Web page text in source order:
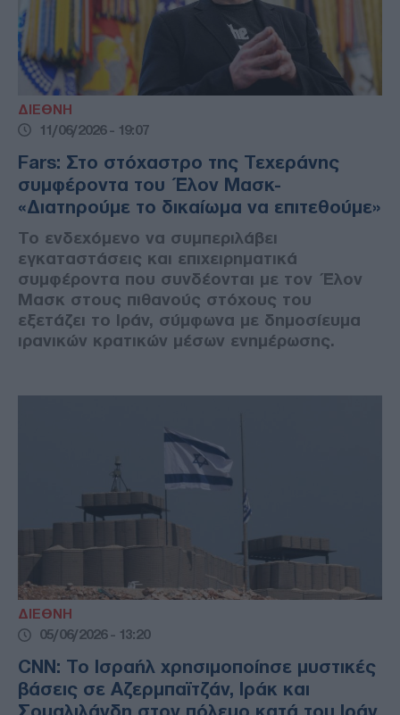
ΔΙΕΘΝΗ
11/06/2026 - 19:07
Fars: Στο στόχαστρο της Τεχεράνης
συμφέροντα του Έλον Μασκ-
«Διατηρούμε το δικαίωμα να επιτεθούμε»
Το ενδεχόμενο να συμπεριλάβει
εγκαταστάσεις και επιχειρηματικά
συμφέροντα που συνδέονται με τον Έλον
Μασκ στους πιθανούς στόχους του
εξετάζει το Ιράν, σύμφωνα με δημοσίευμα
ιρανικών κρατικών μέσων ενημέρωσης.
ΔΙΕΘΝΗ
05/06/2026 - 13:20
CNN: Το Ισραήλ χρησιμοποίησε μυστικές
βάσεις σε Αζερμπαϊτζάν, Ιράκ και